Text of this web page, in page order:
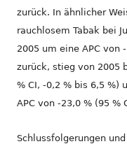
zurück. In ähnlicher
rauchlosem Tabak bei
2005 um eine APC von
zurück, stieg von 2005
% CI, -0,2 % bis 6,5 %)
APC von -23,0 % (95 %
Schlussfolgerungen